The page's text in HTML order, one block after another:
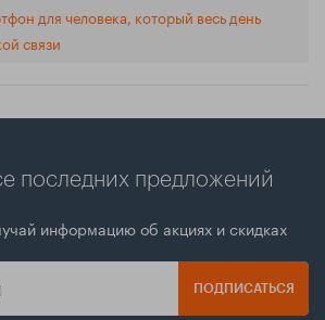
для человека, который весь день
связи
последних предложений
информацию об акциях и скидках
ПОДПИСАТЬСЯ